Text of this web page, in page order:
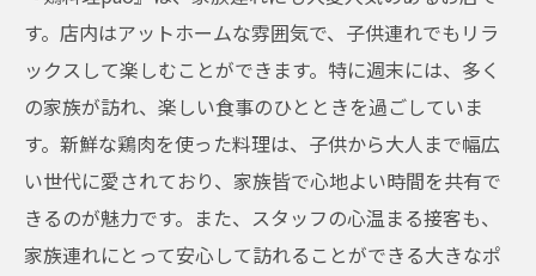
す。店内はアットホームな雰囲気で、子供連れでもリラ
ックスして楽しむことができます。特に週末には、多く
の家族が訪れ、楽しい食事のひとときを過ごしていま
す。新鮮な鶏肉を使った料理は、子供から大人まで幅広
い世代に愛されており、家族皆で心地よい時間を共有で
きるのが魅力です。また、スタッフの心温まる接客も、
家族連れにとって安心して訪れることができる大きなポ